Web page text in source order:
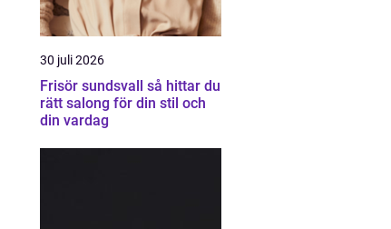
30 juli 2026
Frisör sundsvall så hittar du
rätt salong för din stil och
din vardag